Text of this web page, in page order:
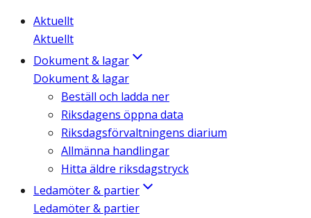
Aktuellt
Aktuellt
Dokument & lagar
Dokument & lagar
Beställ och ladda ner
Riksdagens öppna data
Riksdagsförvaltningens diarium
Allmänna handlingar
Hitta äldre riksdagstryck
Ledamöter & partier
Ledamöter & partier